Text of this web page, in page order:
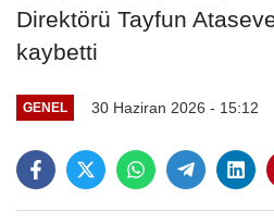
Direktörü Tayfun
kaybetti
GENEL 30 Haziran 2026 - 15:12